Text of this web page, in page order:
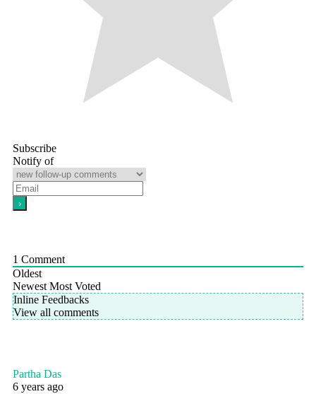
Subscribe
Notify of
1 Comment
Oldest
Newest Most Voted
Inline Feedbacks
View all comments
Partha Das
6 years ago